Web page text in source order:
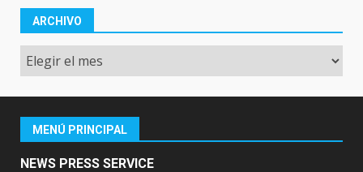
ARCHIVO
Archivo
MENÚ PRINCIPAL
NEWS PRESS SERVICE